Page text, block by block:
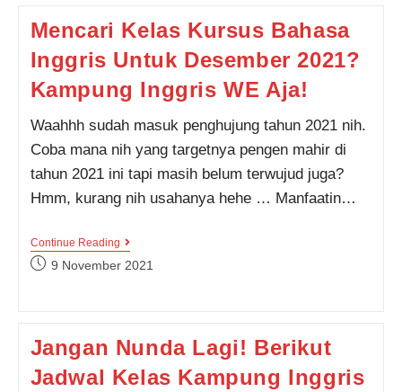
Inggris?
Wajib
Dicoba
Nih!
Mencari Kelas Kursus Bahasa
Inggris Untuk Desember 2021?
Kampung Inggris WE Aja!
Waahhh sudah masuk penghujung tahun 2021 nih.
Coba mana nih yang targetnya pengen mahir di
tahun 2021 ini tapi masih belum terwujud juga?
Hmm, kurang nih usahanya hehe … Manfaatin…
Continue ReadingMencari
Kursus
2021?
Kampung
Inggris
WE
Post9 November 2021
Jangan Nunda Lagi! Berikut
Jadwal Kelas Kampung Inggris